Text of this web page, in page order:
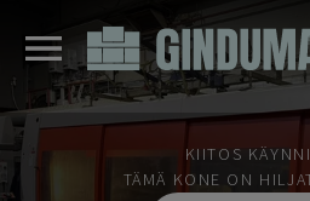
KIITOS
TÄMÄ KONE ON